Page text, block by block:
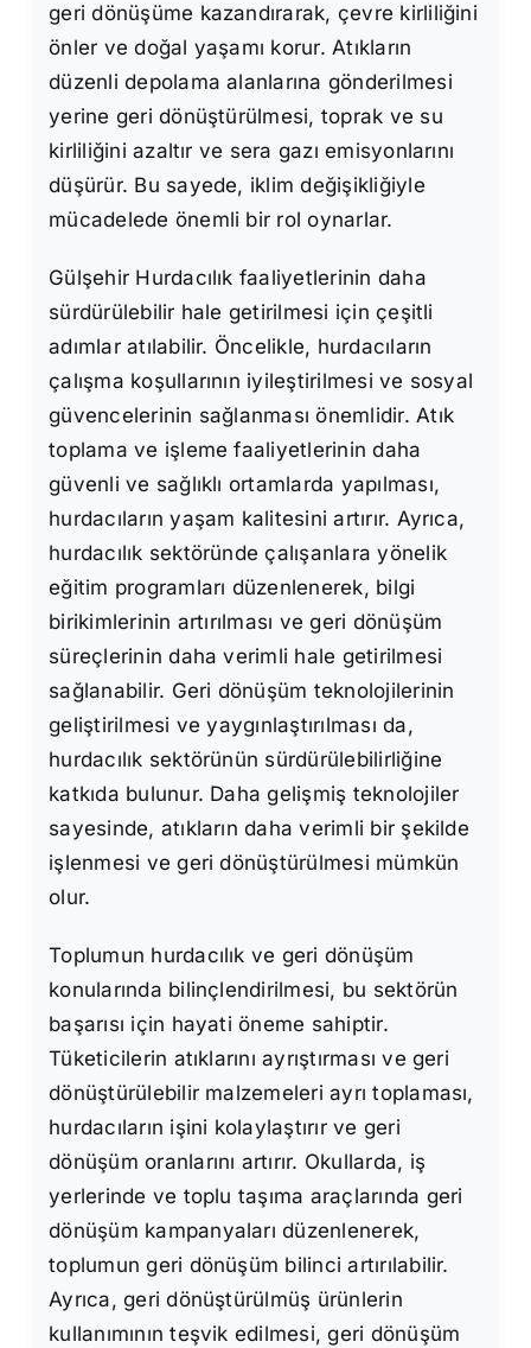
geri dönüşüme kazandırarak, çevre kirliliğini
önler ve doğal yaşamı korur. Atıkların
düzenli depolama alanlarına gönderilmesi
yerine geri dönüştürülmesi, toprak ve su
kirliliğini azaltır ve sera gazı emisyonlarını
düşürür. Bu sayede, iklim değişikliğiyle
mücadelede önemli bir rol oynarlar.
Gülşehir Hurdacılık faaliyetlerinin daha
sürdürülebilir hale getirilmesi için çeşitli
adımlar atılabilir. Öncelikle, hurdacıların
çalışma koşullarının iyileştirilmesi ve sosyal
güvencelerinin sağlanması önemlidir. Atık
toplama ve işleme faaliyetlerinin daha
güvenli ve sağlıklı ortamlarda yapılması,
hurdacıların yaşam kalitesini artırır. Ayrıca,
hurdacılık sektöründe çalışanlara yönelik
eğitim programları düzenlenerek, bilgi
birikimlerinin artırılması ve geri dönüşüm
süreçlerinin daha verimli hale getirilmesi
sağlanabilir. Geri dönüşüm teknolojilerinin
geliştirilmesi ve yaygınlaştırılması da,
hurdacılık sektörünün sürdürülebilirliğine
katkıda bulunur. Daha gelişmiş teknolojiler
sayesinde, atıkların daha verimli bir şekilde
işlenmesi ve geri dönüştürülmesi mümkün
olur.
Toplumun hurdacılık ve geri dönüşüm
konularında bilinçlendirilmesi, bu sektörün
başarısı için hayati öneme sahiptir.
Tüketicilerin atıklarını ayrıştırması ve geri
dönüştürülebilir malzemeleri ayrı toplaması,
hurdacıların işini kolaylaştırır ve geri
dönüşüm oranlarını artırır. Okullarda, iş
yerlerinde ve toplu taşıma araçlarında geri
dönüşüm kampanyaları düzenlenerek,
toplumun geri dönüşüm bilinci artırılabilir.
Ayrıca, geri dönüştürülmüş ürünlerin
kullanımının teşvik edilmesi, geri dönüşüm